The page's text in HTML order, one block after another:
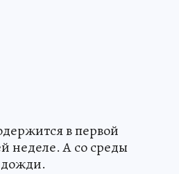
в первой
неделе. А со среды